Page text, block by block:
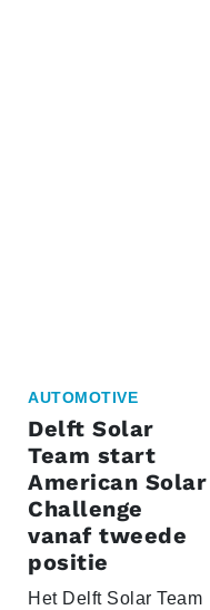
AUTOMOTIVE
Delft Solar
Team start
American Solar
Challenge
vanaf tweede
positie
Het Delft Solar Team